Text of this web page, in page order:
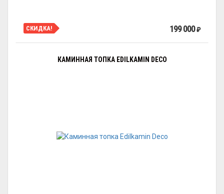
СКИДКА! 199 000₽
КАМИННАЯ ТОПКА EDILKAMIN DECO